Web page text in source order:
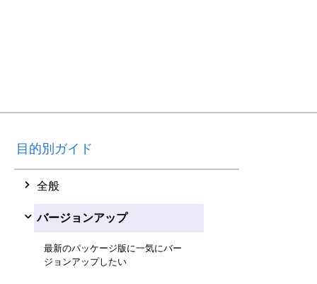
目的別ガイド
全般
バージョンアップ
最新のパッケージ版に一気にバー
ジョンアップしたい